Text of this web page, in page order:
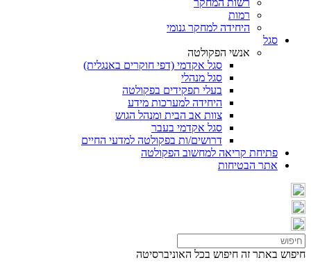
רמות
היחידה למחקר גנומי
סגל
אנשי הפקולטה
סגל אקדמי (דפי חוקרים באנגלית)
סגל מנהלי
בעלי תפקידים בפקולטה
היחידה למערכות מידע
צוות אב הבית ומנהל הגוש
סגל אקדמי בעבר
דרושים/ות בפקולטה למדעי החיים
פתיחת קריאה למחשוב הפקולטה
אתר הבטיחות
חיפוש באתר זה חיפוש בכל האוניברסיטה